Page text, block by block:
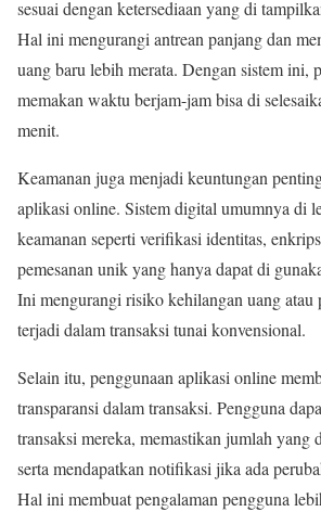
sesuai dengan ketersediaan yang di
Hal ini mengurangi antrean panjang dan
uang baru lebih merata. Dengan sistem ini,
memakan waktu berjam-jam bisa di
menit.
Keamanan juga menjadi keuntungan
aplikasi online. Sistem digital umumnya di
keamanan seperti verifikasi identitas,
pemesanan unik yang hanya dapat di
Ini mengurangi risiko kehilangan uang atau
terjadi dalam transaksi tunai konvensional.
Selain itu, penggunaan aplikasi online
transparansi dalam transaksi. Pengguna
transaksi mereka, memastikan jumlah yang
serta mendapatkan notifikasi jika ada
Hal ini membuat pengalaman pengguna